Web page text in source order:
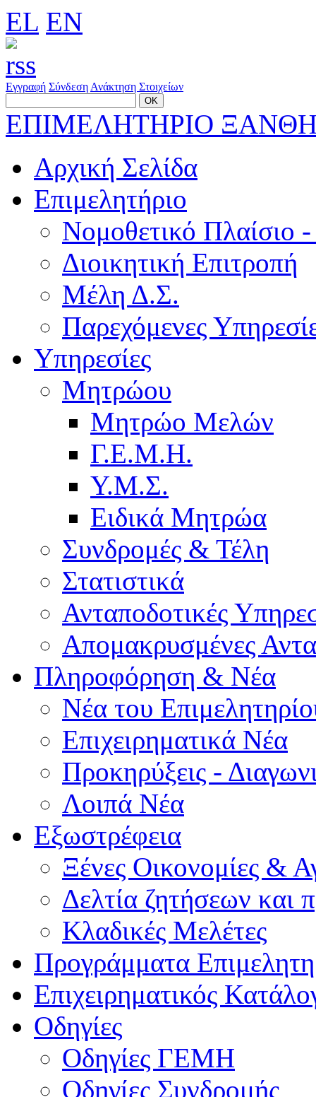
EL EN
Εγγραφή Σύνδεση Ανάκτηση Στοιχείων
ΕΠΙΜΕΛΗΤΗΡΙΟ
Αρχική Σελίδα
Επιμελητήριο
Νομοθετικό Πλαίσιο
Διοικητική Επιτροπή
Μέλη Δ.Σ.
Παρεχόμενες
Υπηρεσίες
Μητρώου
Μητρώο Μελών
Γ.Ε.Μ.Η.
Υ.Μ.Σ.
Ειδικά Μητρώα
Συνδρομές & Τέλη
Στατιστικά
Ανταποδοτικές
Απομακρυσμένες
Πληροφόρηση & Νέα
Νέα του
Επιχειρηματικά Νέα
Προκηρύξεις -
Λοιπά Νέα
Εξωστρέφεια
Ξένες Οικονομίες &
Δελτία ζητήσεων
Κλαδικές Μελέτες
Προγράμματα
Επιχειρηματικός
Οδηγίες
Οδηγίες ΓΕΜΗ
Οδηγίες Συνδρομής